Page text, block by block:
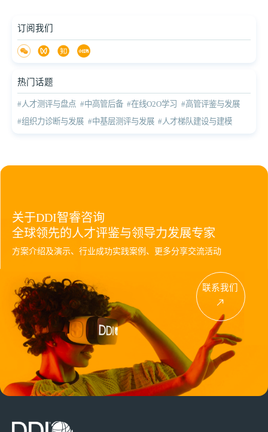
订阅我们
热门话题
#人才测评与盘点 #中高管后备 #在线O2O学习 #高管评鉴与发展
#组织力诊断与发展 #中基层测评与发展 #人才梯队建设与建模
关于DDI智睿咨询
全球领先的人才评鉴与领导力发展专家
方案介绍及演示、行业成功实践案例、更多分享交流活动
联系我们